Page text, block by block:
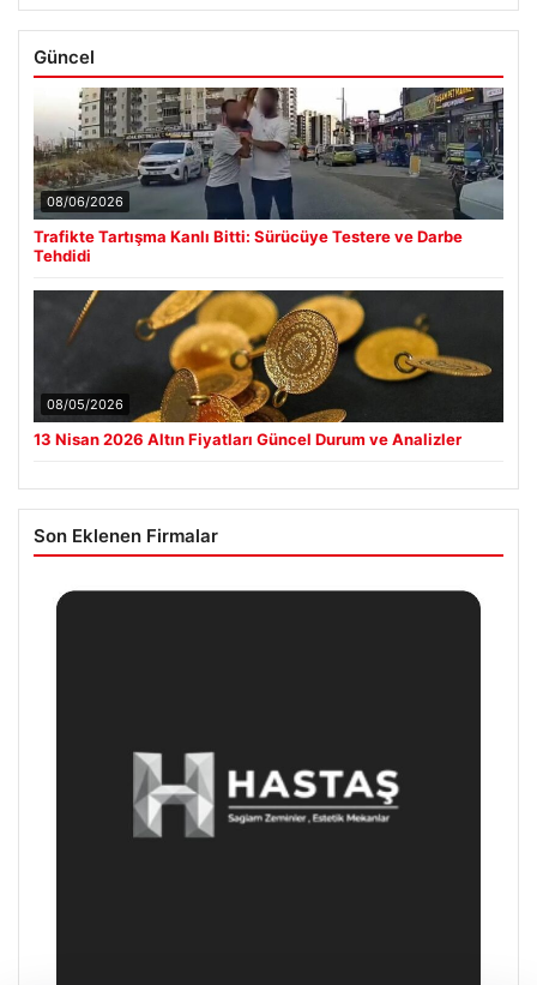
Güncel
08/06/2026
Trafikte Tartışma Kanlı Bitti: Sürücüye Testere ve Darbe
Tehdidi
08/05/2026
13 Nisan 2026 Altın Fiyatları Güncel Durum ve Analizler
Son Eklenen Firmalar